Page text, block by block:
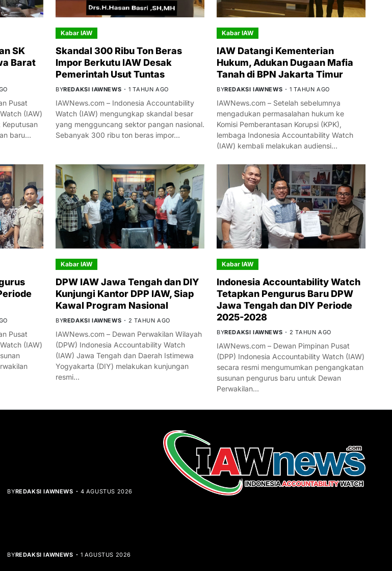
SK
Barat
Pusat
(IAW)
Keputusan
baru…
Kabar IAW
Skandal 300 Ribu Ton Beras
Impor Berkutu IAW Desak
Pemerintah Usut Tuntas
BYREDAKSI IAWNEWS 1 TAHUN AGO
IAWNews.com – Indonesia Accountability
Watch (IAW) mengungkap skandal besar
yang mengguncang sektor pangan nasional.
Sebanyak 300 ribu ton beras impor…
Kabar IAW
IAW Datangi Kementerian
Hukum, Adukan Dugaan Mafia
Tanah di BPN Jakarta Timur
BYREDAKSI IAWNEWS 1 TAHUN AGO
IAWNews.com – Setelah sebelumnya
mengadukan permasalahan hukum ke
Komisi Pemberantasan Korupsi (KPK),
lembaga Indonesia Accountability Watch
(IAW) kembali melakukan audiensi…
Pusat
(IAW)
Kabar IAW
DPW IAW Jawa Tengah dan DIY
Kunjungi Kantor DPP IAW, Siap
Kawal Program Nasional
BYREDAKSI IAWNEWS 2 TAHUN AGO
IAWNews.com – Dewan Perwakilan Wilayah
(DPW) Indonesia Accountability Watch
(IAW) Jawa Tengah dan Daerah Istimewa
Yogyakarta (DIY) melakukan kunjungan
resmi…
Kabar IAW
Indonesia Accountability Watch
Tetapkan Pengurus Baru DPW
Jawa Tengah dan DIY Periode
2025-2028
BYREDAKSI IAWNEWS 2 TAHUN AGO
IAWNews.com – Dewan Pimpinan Pusat
(DPP) Indonesia Accountability Watch (IAW)
secara resmi mengumumkan pengangkatan
susunan pengurus baru untuk Dewan
Perwakilan…
BYREDAKSI IAWNEWS 4 AGUSTUS 2026
BYREDAKSI IAWNEWS 1 AGUSTUS 2026